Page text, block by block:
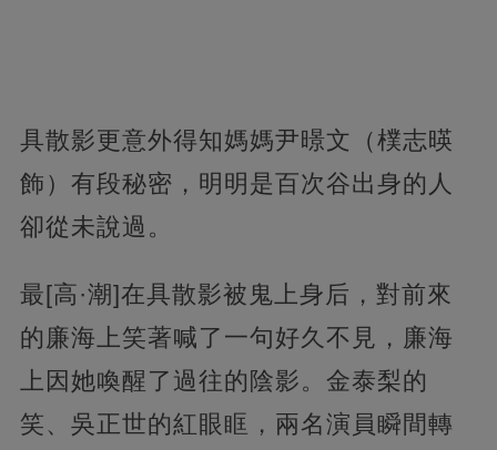
具散影更意外得知媽媽尹暻文（樸志暎
飾）有段秘密，明明是百次谷出身的人
卻從未說過。
最[高·潮]在具散影被鬼上身后，對前來
的廉海上笑著喊了一句好久不見，廉海
上因她喚醒了過往的陰影。金泰梨的
笑、吳正世的紅眼眶，兩名演員瞬間轉